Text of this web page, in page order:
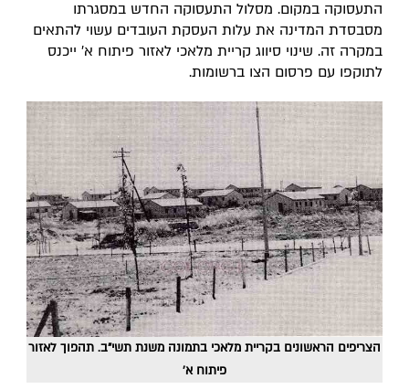
התעסוקה במקום. מסלול התעסוקה החדש במסגרתו
מסבסדת המדינה את עלות העסקת העובדים עשוי להתאים
במקרה זה. שינוי סיווג קריית מלאכי לאזור פיתוח א' ייכנס
לתוקפו עם פרסום הצו ברשומות.
הצריפים הראשונים בקריית מלאכי בתמונה משנת תשי"ב. תהפוך לאזור
פיתוח א'